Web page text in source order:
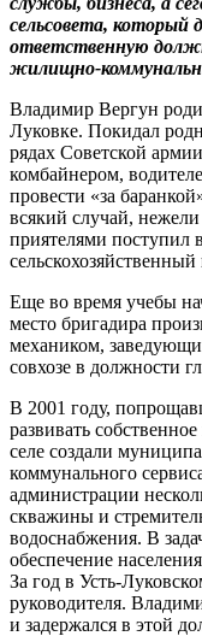
сельсовета, который
ответственную
жилищно-
Владимир Вергун
Луковке. Покидал
рядах Советской
комбайнером,
провести «за
всякий случай,
приятелями поступил
сельскохозяйственный
Еще во время учебы
место бригадира
механиком,
совхозе в должности
В 2001 году,
развивать
селе создали
коммунального
администрации
скважины и
водоснабжения. В
обеспечение
За год в Усть-
руководителя.
и задержался в этой